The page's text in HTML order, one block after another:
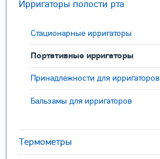
Ирригаторы полости рта
Стационарные ирригаторы
Портативные ирригаторы
Принадлежности для ирригаторов
Бальзамы для ирригаторов
Термометры